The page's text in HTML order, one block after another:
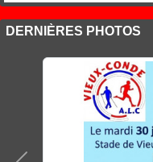
DERNIÈRES PHOTOS